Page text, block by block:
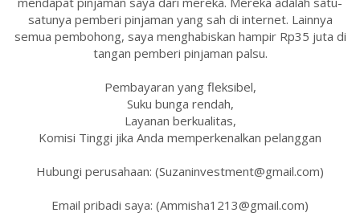
satunya pemberi pinjaman yang sah di internet. Lainnya
semua pembohong, saya menghabiskan hampir Rp35 juta di
tangan pemberi pinjaman palsu.
Pembayaran yang fleksibel,
Suku bunga rendah,
Layanan berkualitas,
Komisi Tinggi jika Anda memperkenalkan pelanggan
Hubungi perusahaan: (Suzaninvestment@gmail.com)
Email pribadi saya: (Ammisha1213@gmail.com)